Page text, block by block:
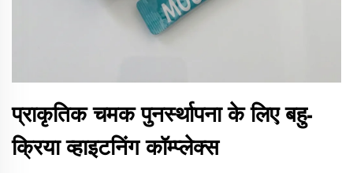
प्राकृतिक चमक पुनर्स्थापना के लिए बहु-
क्रिया व्हाइटनिंग कॉम्प्लेक्स